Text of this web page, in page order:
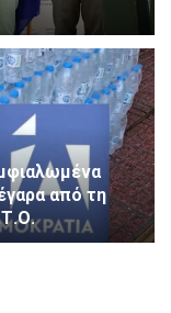
από τη